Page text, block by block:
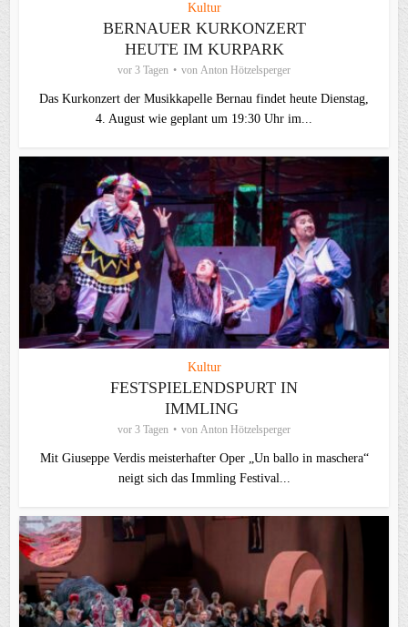
Kultur
BERNAUER KURKONZERT
HEUTE IM KURPARK
vor 3 Tagen von Anton Hötzelsperger
Das Kurkonzert der Musikkapelle Bernau findet heute Dienstag,
4. August wie geplant um 19:30 Uhr im...
Kultur
FESTSPIELENDSPURT IN
IMMLING
vor 3 Tagen von Anton Hötzelsperger
Mit Giuseppe Verdis meisterhafter Oper „Un ballo in maschera“
neigt sich das Immling Festival...